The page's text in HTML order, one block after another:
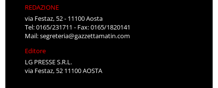
REDAZIONE
via Festaz, 52 - 11100 Aosta
Tel: 0165/231711 - Fax: 0165/1820141
Mail:segreteria@gazzettamatin.com
Editore
LG PRESSE S.R.L.
via Festaz, 52 11100 AOSTA